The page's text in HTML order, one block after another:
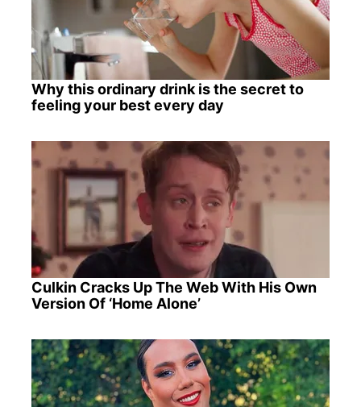
Why this ordinary drink is the secret to
feeling your best every day
Culkin Cracks Up The Web With His Own
Version Of ‘Home Alone’